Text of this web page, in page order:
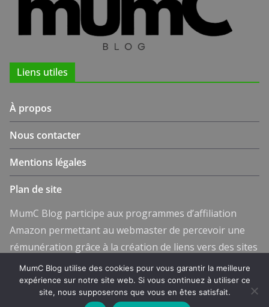
Liens utiles
À propos
Nous contacter
Mentions légales
Plan de site
MumC Blog participe aux programmes d’affiliation
Amazon permettant au webmaster de percevoir une
rémunération grâce à la création de liens vers des sites
partenaires.
Copyright © 2026MumC Blog. Powered by ColorMagand
MumC Blog utilise des cookies pour vous garantir la meilleure
expérience sur notre site web. Si vous continuez à utiliser ce
site, nous supposerons que vous en êtes satisfait.